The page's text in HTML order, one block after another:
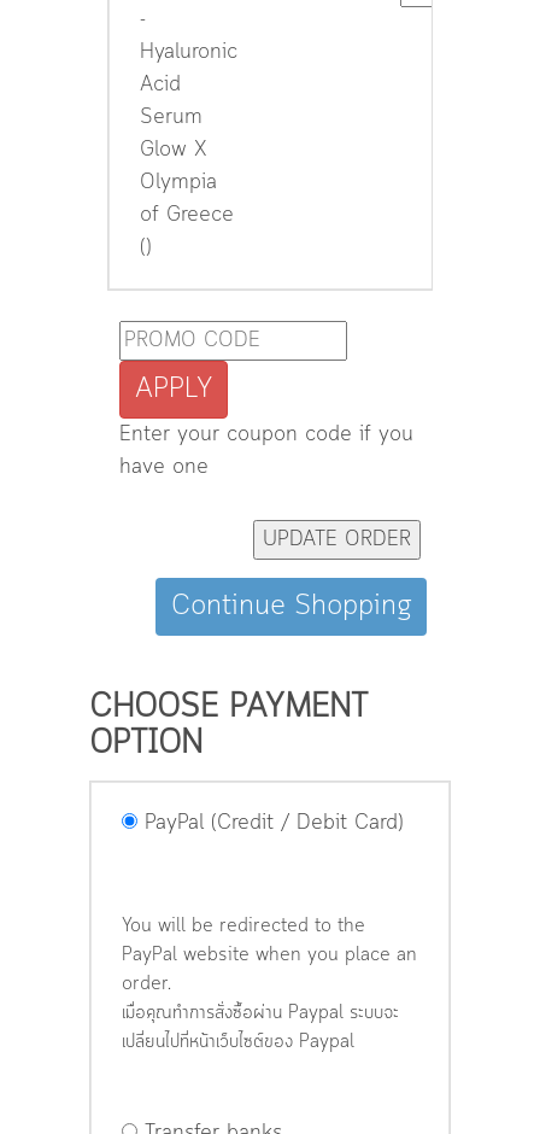
-
Hyaluronic
Acid
Serum
Glow X
Olympia
of Greece
()
APPLY
Enter your coupon code if you
have one
Continue Shopping
CHOOSE PAYMENT
OPTION
PayPal (Credit / Debit Card)
You will be redirected to the
PayPal website when you place an
order.
เมื่อคุณทำการสั่งซื้อผ่าน Paypal ระบบจะ
เปลี่ยนไปที่หน้าเว็บไซต์ของ Paypal